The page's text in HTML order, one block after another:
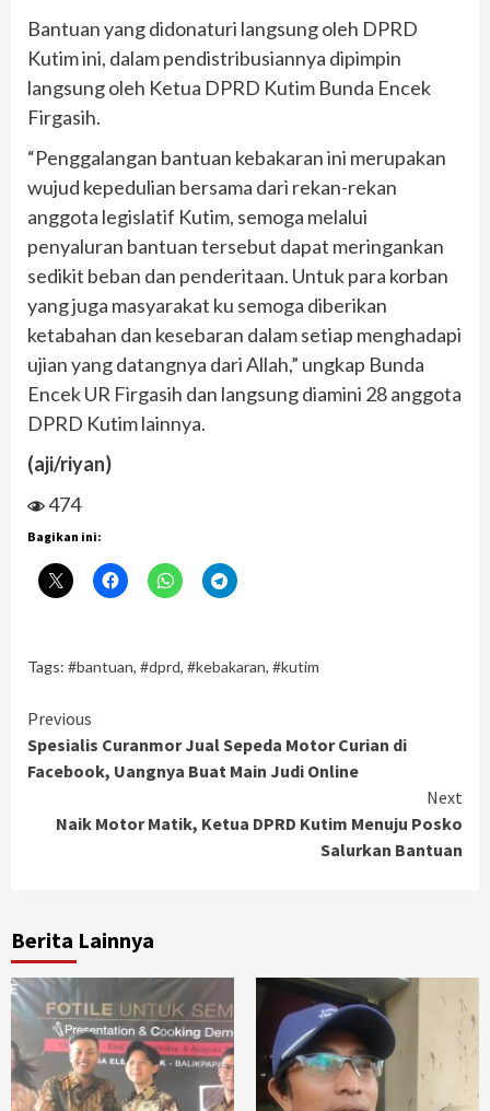
Bantuan yang didonaturi langsung oleh DPRD
Kutim ini, dalam pendistribusiannya dipimpin
langsung oleh Ketua DPRD Kutim Bunda Encek
Firgasih.
“Penggalangan bantuan kebakaran ini merupakan
wujud kepedulian bersama dari rekan-rekan
anggota legislatif Kutim, semoga melalui
penyaluran bantuan tersebut dapat meringankan
sedikit beban dan penderitaan. Untuk para korban
yang juga masyarakat ku semoga diberikan
ketabahan dan kesebaran dalam setiap menghadapi
ujian yang datangnya dari Allah,” ungkap Bunda
Encek UR Firgasih dan langsung diamini 28 anggota
DPRD Kutim lainnya.
(aji/riyan)
474
Bagikan ini:
Tags: #bantuan, #dprd, #kebakaran, #kutim
Continue
Reading
Previous
Spesialis Curanmor Jual Sepeda Motor Curian di
Facebook, Uangnya Buat Main Judi Online
Next
Naik Motor Matik, Ketua DPRD Kutim Menuju Posko
Salurkan Bantuan
Berita Lainnya